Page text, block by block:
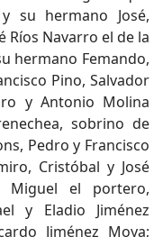
su hermano José,
Ríos Navarro el de la
hermano Femando,
Pino, Salvador
y Antonio Molina
sobrino de
Pedro y Francisco
Cristóbal y José
el portero,
y Eladio Jiménez
Jiménez Moya;